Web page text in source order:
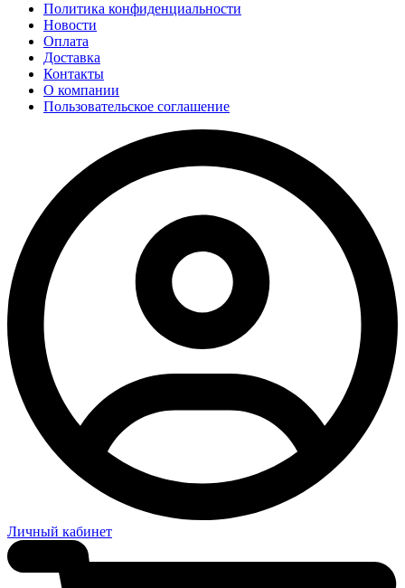
Политика конфиденциальности
Новости
Оплата
Доставка
Контакты
О компании
Пользовательское соглашение
Личный кабинет